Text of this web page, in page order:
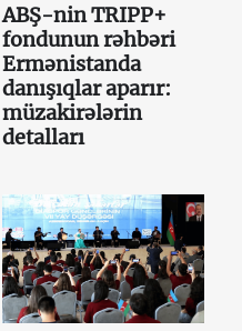
ABŞ-nin TRIPP+
fondunun rəhbəri
Ermənistanda
danışıqlar aparır:
müzakirələrin
detalları